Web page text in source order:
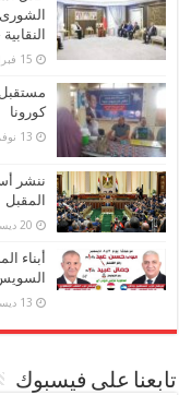
15 فبراير، 2024
كورونا
13 نوفمبر، 2021
المقبل
20 ديسمبر، 2020
أبناء
13 ديسمبر، 2020
تابعنا على فيسبوك